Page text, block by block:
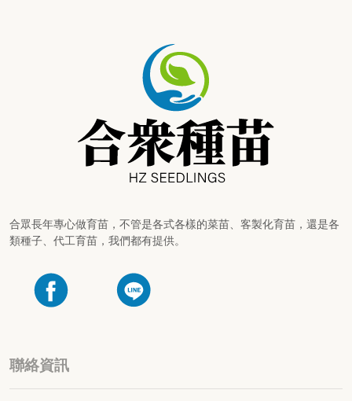
合眾長年專心做育苗，不管是各式各樣的菜苗、客製化育苗，還是各
類種子、代工育苗，我們都有提供。
聯絡資訊